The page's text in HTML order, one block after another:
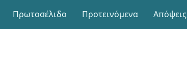
Πρωτοσέλιδο Προτεινόμενα Απόψεις